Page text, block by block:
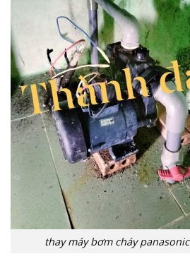
thay máy bơm cháy panasonic